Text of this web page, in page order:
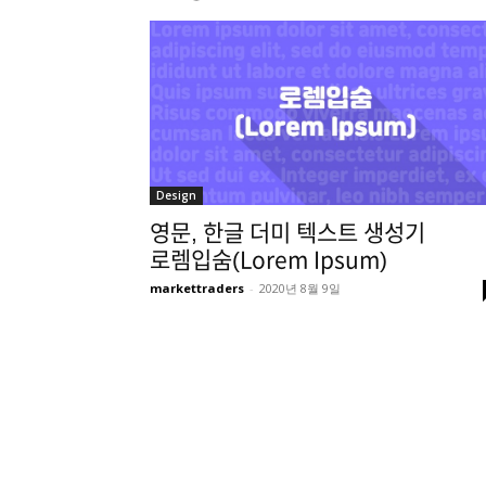
Design
영문, 한글 더미 텍스트 생성기
로렘입숨(Lorem Ipsum)
markettraders - 2020년 8월 9일